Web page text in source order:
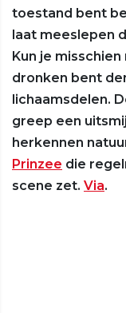
toestand bent
laat meeslepen
Kun je
dronken bent
lichaamsdelen.
greep een
herkennen
Prinzee die
scene zet. Via.